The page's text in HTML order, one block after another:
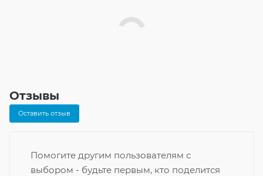
Отзывы
Оставить отзыв
Помогите другим пользователям с
выбором - будьте первым, кто поделится